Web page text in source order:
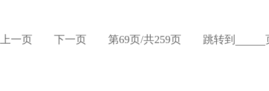
上一页 下一页 第69页/共259页 跳转到